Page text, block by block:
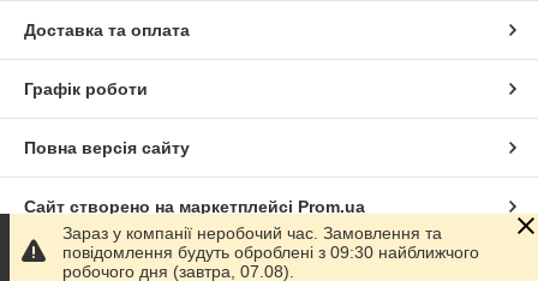
Доставка та оплата
Графік роботи
Повна версія сайту
Сайт створено на маркетплейсі Prom.ua
Політика конфіденційності
Зараз у компанії неробочий час. Замовлення та
повідомлення будуть оброблені з 09:30 найближчого
робочого дня (завтра, 07.08).